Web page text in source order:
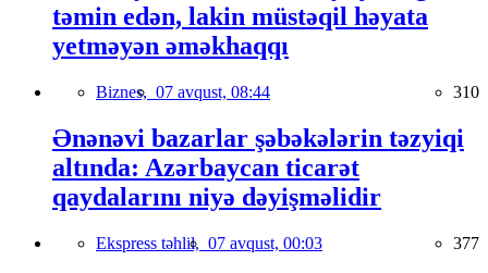
təmin edən, lakin müstəqil həyata
yetməyən əməkhaqqı
Biznes, 07 avqust, 08:44 310
Ənənəvi bazarlar şəbəkələrin təzyiqi
altında: Azərbaycan ticarət
qaydalarını niyə dəyişməlidir
Ekspress təhlil, 07 avqust, 00:03 377